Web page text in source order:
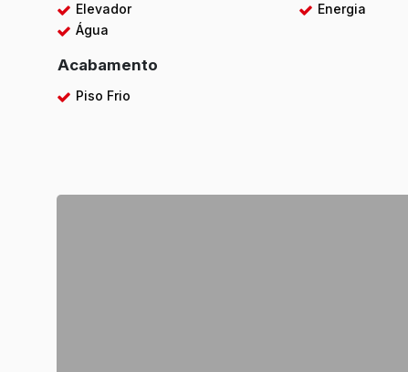
Elevador Energia
Água
Acabamento
Piso Frio